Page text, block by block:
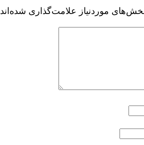
موردنیاز علامت‌گذاری شده‌اند